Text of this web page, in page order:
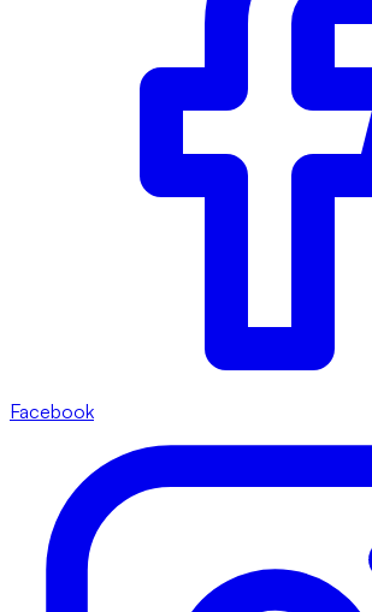
Facebook